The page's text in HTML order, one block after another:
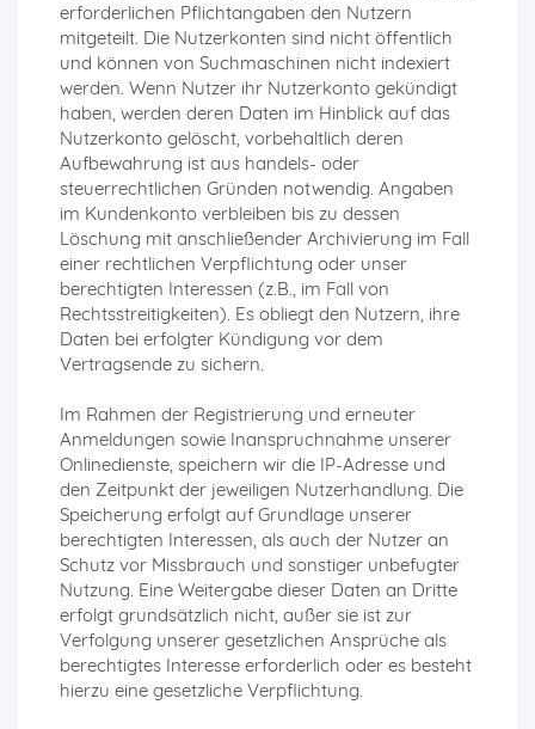
erforderlichen Pflichtangaben den Nutzern
mitgeteilt. Die Nutzerkonten sind nicht öffentlich
und können von Suchmaschinen nicht indexiert
werden. Wenn Nutzer ihr Nutzerkonto gekündigt
haben, werden deren Daten im Hinblick auf das
Nutzerkonto gelöscht, vorbehaltlich deren
Aufbewahrung ist aus handels- oder
steuerrechtlichen Gründen notwendig. Angaben
im Kundenkonto verbleiben bis zu dessen
Löschung mit anschließender Archivierung im Fall
einer rechtlichen Verpflichtung oder unser
berechtigten Interessen (z.B., im Fall von
Rechtsstreitigkeiten). Es obliegt den Nutzern, ihre
Daten bei erfolgter Kündigung vor dem
Vertragsende zu sichern.
Im Rahmen der Registrierung und erneuter
Anmeldungen sowie Inanspruchnahme unserer
Onlinedienste, speichern wir die IP-Adresse und
den Zeitpunkt der jeweiligen Nutzerhandlung. Die
Speicherung erfolgt auf Grundlage unserer
berechtigten Interessen, als auch der Nutzer an
Schutz vor Missbrauch und sonstiger unbefugter
Nutzung. Eine Weitergabe dieser Daten an Dritte
erfolgt grundsätzlich nicht, außer sie ist zur
Verfolgung unserer gesetzlichen Ansprüche als
berechtigtes Interesse erforderlich oder es besteht
hierzu eine gesetzliche Verpflichtung.